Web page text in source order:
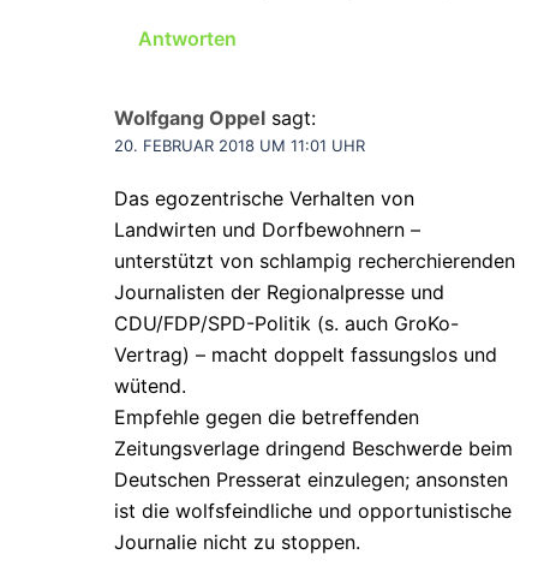
Antworten
Wolfgang Oppel sagt:
20. FEBRUAR 2018 UM 11:01 UHR
Das egozentrische Verhalten von
Landwirten und Dorfbewohnern –
unterstützt von schlampig recherchierenden
Journalisten der Regionalpresse und
CDU/FDP/SPD-Politik (s. auch GroKo-
Vertrag) – macht doppelt fassungslos und
wütend.
Empfehle gegen die betreffenden
Zeitungsverlage dringend Beschwerde beim
Deutschen Presserat einzulegen; ansonsten
ist die wolfsfeindliche und opportunistische
Journalie nicht zu stoppen.